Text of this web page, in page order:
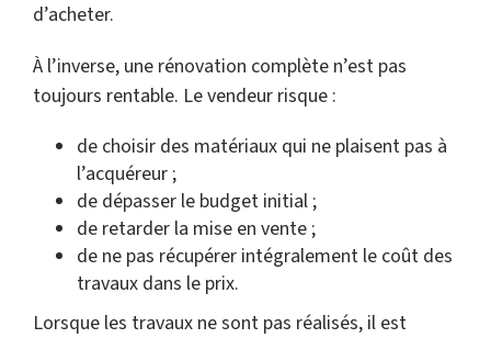
d’acheter.
À l’inverse, une rénovation complète n’est pas
toujours rentable. Le vendeur risque :
de choisir des matériaux qui ne plaisent pas à
l’acquéreur ;
de dépasser le budget initial ;
de retarder la mise en vente ;
de ne pas récupérer intégralement le coût des
travaux dans le prix.
Lorsque les travaux ne sont pas réalisés, il est